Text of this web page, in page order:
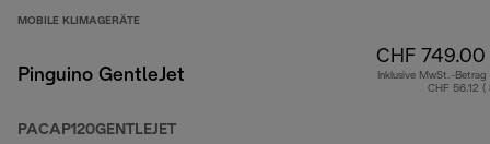
MOBILE KLIMAGERÄTE
Pinguino GentleJet
PACAP120GENTLEJET
CHF 749.00
Inklusive MwSt.-Betrag
CHF 56.12 (